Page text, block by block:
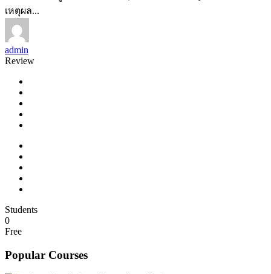
เหตุผล...
admin
Review
Students
0
Free
Popular Courses